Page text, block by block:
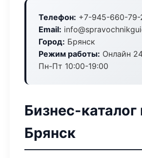
Телефон: +7-945-660-79-
Email:
Город: Брянск
Режим работы: Онлайн
Пн-Пт 10:00-19:00
Бизнес-каталог
Брянск